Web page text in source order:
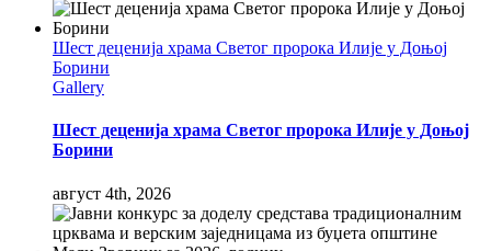
Шест деценија храма Светог пророка Илије у Доњој
Борини
Gallery
Шест деценија храма Светог пророка Илије у Доњој
Борини
август 4th, 2026